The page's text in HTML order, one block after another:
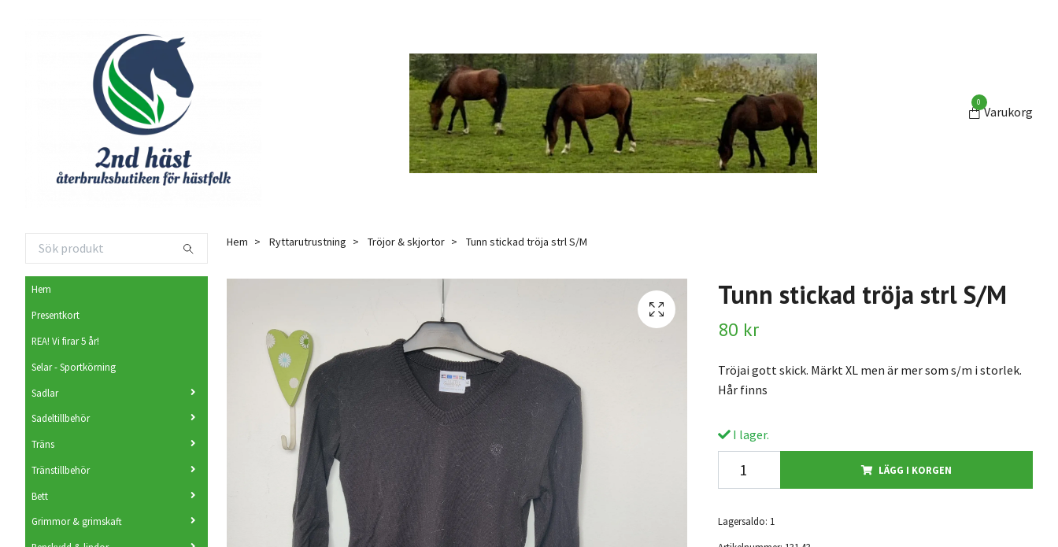
0
Varukorg
Hem
Presentkort
REA! Vi firar 5 år!
Selar - Sportkörning
Sadlar
Sadeltillbehör
Träns
Tränstillbehör
Bett
Grimmor & grimskaft
Hem Ryttarutrustning Tröjor & skjortor Tunn stickad tröja strl S/M
Tunn stickad tröja strl S/M
80 kr
Tröjai gott skick. Märkt XL men är mer som s/m i storlek.
Hår finns
I lager.
LÄGG I KORGEN
Lagersaldo: 1